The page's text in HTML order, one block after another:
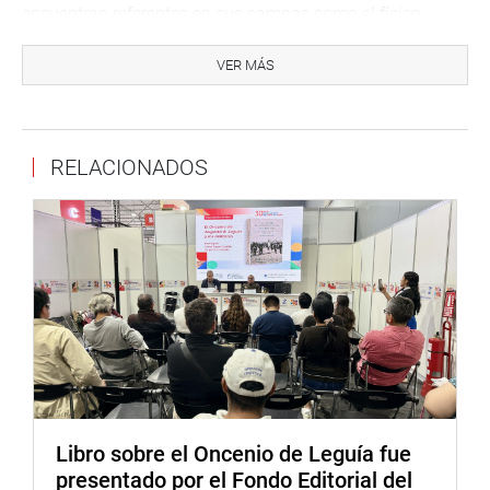
Alberto Gago Medina (PUCP), la bióloga Rosa Vásquez
Espinoza (BBC 100 mujeres 2024), el paleontólogo Mario
Urbina Schmit (descubridor del Perucetus colossus), y el
profesionales que han contribuido en la Ciencia,
Innovación y Tecnología del país.
El programa incluye la presentación del destacado
profesor Walter Velásquez Godoy, creador del robot “Kipi”,
ecosistema de aprendizaje en lenguas originarias, y
contará con un momento histórico: la aparición del primer
avatar holográfico con inteligencia artificial en el
Congreso de la República, símbolo del avance hacia una
nueva era digital en el Estado peruano.
El congresista Pariona Sinche señaló que, “la actividad
que estamos organizando no solo es un homenaje a la
VER MÁS
RELACIONADOS
Libro sobre el Oncenio de Leguía fue
presentado por el Fondo Editorial del